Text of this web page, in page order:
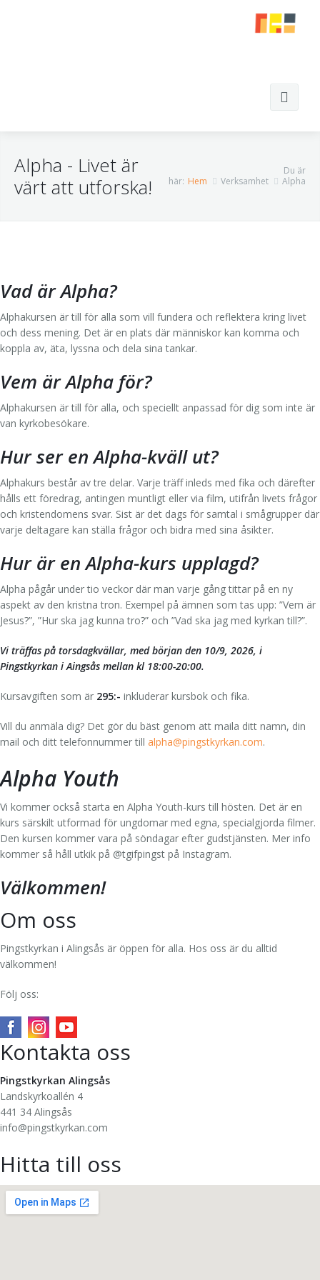
Vår vision
Organisation
Barn
Bön
Samtal och själavård
Ungdom
Alpha
Konfa
Unga Vuxna
65+
En gåva till stan
Om EGTS
Alingsåsmodellen
Lyssna
Alpha - Livet är
värt att utforska!
Du är
här: Hem Verksamhet Alpha
Vad är Alpha?
Alphakursen är till för alla som vill fundera och reflektera kring livet
och dess mening. Det är en plats där människor kan komma och
koppla av, äta, lyssna och dela sina tankar.
Vem är Alpha för?
Alphakursen är till för alla, och speciellt anpassad för dig som inte är
van kyrkobesökare.
Hur ser en Alpha-kväll ut?
Alphakurs består av tre delar. Varje träff inleds med fika och därefter
hålls ett föredrag, antingen muntligt eller via film, utifrån livets frågor
och kristendomens svar. Sist är det dags för samtal i smågrupper där
varje deltagare kan ställa frågor och bidra med sina åsikter.
Hur är en Alpha-kurs upplagd?
Alpha pågår under tio veckor där man varje gång tittar på en ny
aspekt av den kristna tron. Exempel på ämnen som tas upp: ”Vem är
Jesus?”, ”Hur ska jag kunna tro?” och ”Vad ska jag med kyrkan till?”.
Vi träffas på torsdagkvällar, med början den 10/9, 2026, i
Pingstkyrkan i Aingsås mellan kl 18:00-20:00.
Kursavgiften som är 295:- inkluderar kursbok och fika.
Vill du anmäla dig? Det gör du bäst genom att maila ditt namn, din
mail och ditt telefonnummer till alpha@pingstkyrkan.com.
Alpha Youth
Vi kommer också starta en Alpha Youth-kurs till hösten. Det är en
kurs särskilt utformad för ungdomar med egna, specialgjorda filmer.
Den kursen kommer vara på söndagar efter gudstjänsten. Mer info
kommer så håll utkik på @tgifpingst på Instagram.
Välkommen!
Om oss
Pingstkyrkan i Alingsås är öppen för alla. Hos oss är du alltid
välkommen!
Följ oss:
Kontakta oss
Pingstkyrkan Alingsås
Landskyrkoallén 4
441 34 Alingsås
info@pingstkyrkan.com
Hitta till oss